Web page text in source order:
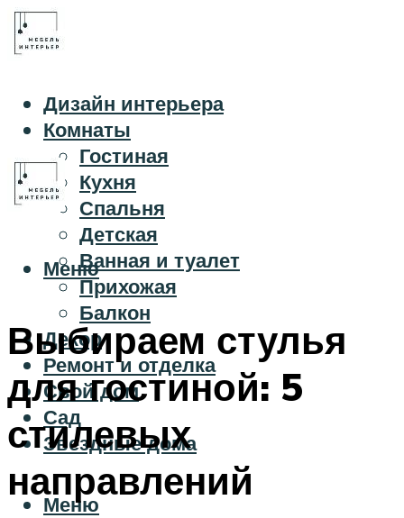
Дизайн интерьера
Комнаты
Гостиная
Кухня
Спальня
Детская
Ванная и туалет
Прихожая
Балкон
Декор
Ремонт и отделка
Свой дом
Сад
Звездные дома
Меню
Меню
Выбираем стулья
для гостиной: 5
стилевых
направлений